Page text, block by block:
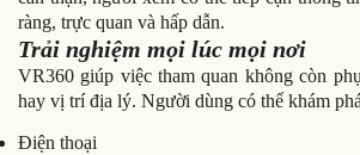
ràng, trực quan và hấp dẫn.
Trải nghiệm mọi lúc mọi nơi
VR360 giúp việc tham quan không còn
hay vị trí địa lý. Người dùng có thể khám
Điện thoại